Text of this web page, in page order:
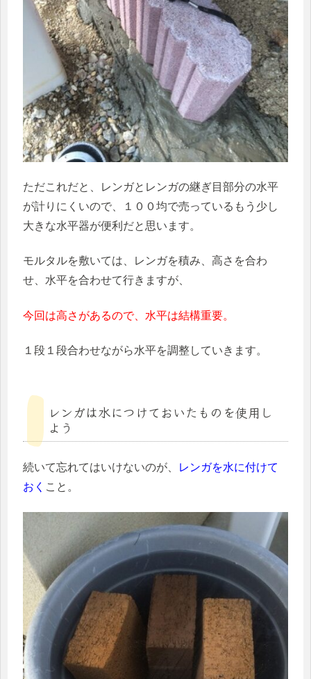
ただこれだと、レンガとレンガの継ぎ目部分の水平
が計りにくいので、１００均で売っているもう少し
大きな水平器が便利だと思います。
モルタルを敷いては、レンガを積み、高さを合わ
せ、水平を合わせて行きますが、
今回は高さがあるので、水平は結構重要。
１段１段合わせながら水平を調整していきます。
レンガは水につけておいたものを使用し
よう
続いて忘れてはいけないのが、
レンガを水に付けて
おく こと。